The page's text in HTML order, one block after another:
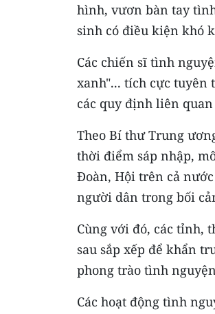
hình, vươn bàn tay
sinh có điều kiện khó
Các chiến sĩ tình
xanh"... tích cực tuyên
các quy định liên
Theo Bí thư Trung
thời điểm sáp nhập,
Đoàn, Hội trên cả
người dân trong bối
Cùng với đó, các tỉnh,
sau sắp xếp để khẩn
phong trào tình
Các hoạt động tình